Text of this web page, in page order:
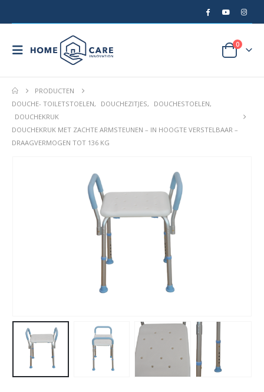
0
PRODUCTEN
DOUCHE- TOILETSTOELEN, DOUCHEZITJES, DOUCHESTOELEN,
DOUCHEKRUK
DOUCHEKRUK MET ZACHTE ARMSTEUNEN – IN HOOGTE VERSTELBAAR –
DRAAGVERMOGEN TOT 136 KG